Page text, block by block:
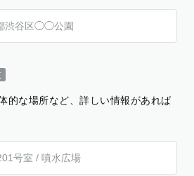
的な場所など、詳しい情報があれば